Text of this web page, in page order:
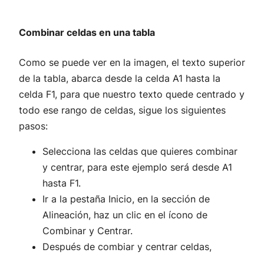
Combinar celdas en una tabla
Como se puede ver en la imagen, el texto superior
de la tabla, abarca desde la celda A1 hasta la
celda F1, para que nuestro texto quede centrado y
todo ese rango de celdas, sigue los siguientes
pasos:
Selecciona las celdas que quieres combinar
y centrar, para este ejemplo será desde A1
hasta F1.
Ir a la pestaña Inicio, en la sección de
Alineación, haz un clic en el ícono de
Combinar y Centrar.
Después de combiar y centrar celdas,